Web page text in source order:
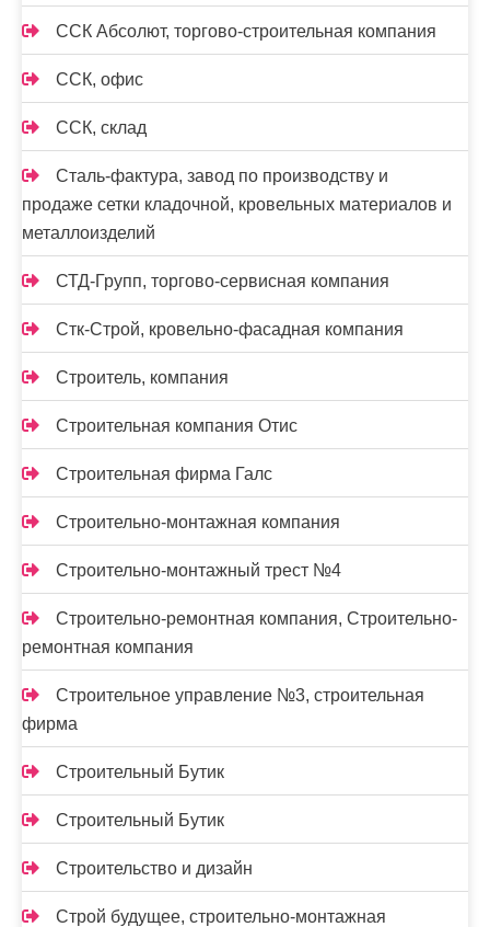
ССК Абсолют, торгово-строительная компания
ССК, офис
ССК, склад
Сталь-фактура, завод по производству и
продаже сетки кладочной, кровельных материалов и
металлоизделий
СТД-Групп, торгово-сервисная компания
Стк-Строй, кровельно-фасадная компания
Строитель, компания
Строительная компания Отис
Строительная фирма Галс
Строительно-монтажная компания
Строительно-монтажный трест №4
Строительно-ремонтная компания, Строительно-
ремонтная компания
Строительное управление №3, строительная
фирма
Строительный Бутик
Строительный Бутик
Строительство и дизайн
Строй будущее, строительно-монтажная